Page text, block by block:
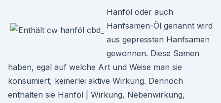
Hanföl oder auch
Hanfsamen-Öl genannt wird
aus gepressten Hanfsamen
gewonnen. Diese Samen
haben, egal auf welche Art und Weise man sie
konsumiert, keinerlei aktive Wirkung. Dennoch
enthalten sie Hanföl | Wirkung, Nebenwirkung,